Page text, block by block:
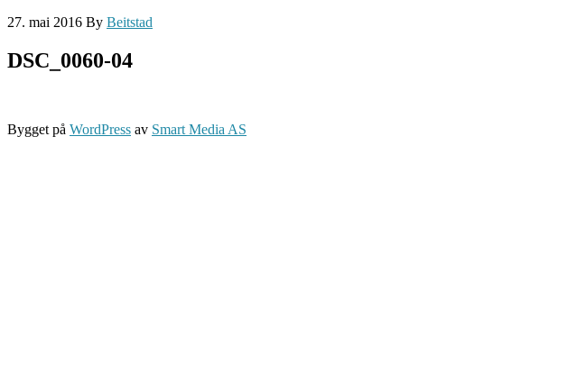
27. mai 2016 By Beitstad
DSC_0060-04
Bygget på WordPress av Smart Media AS